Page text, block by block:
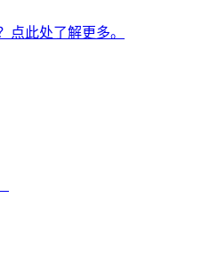
点此处了解更多。